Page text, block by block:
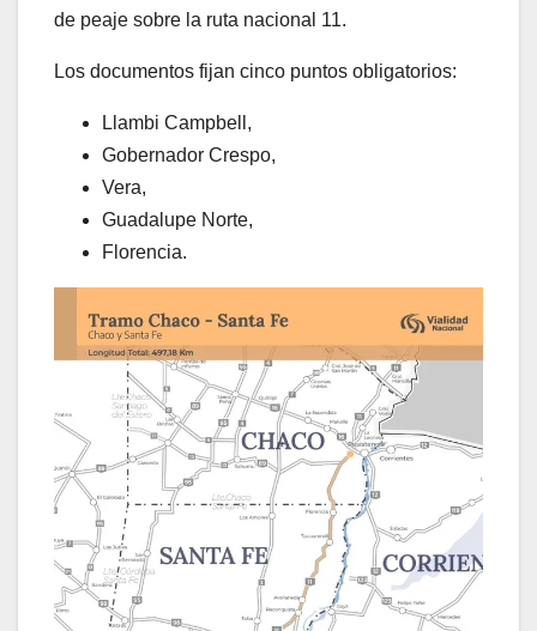
de peaje sobre la ruta nacional 11.
Los documentos fijan cinco puntos obligatorios:
Llambi Campbell,
Gobernador Crespo,
Vera,
Guadalupe Norte,
Florencia.